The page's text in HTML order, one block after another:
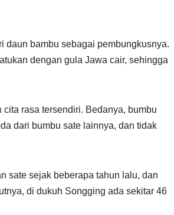
daun bambu sebagai pembungkusnya.
dengan gula Jawa cair, sehingga
rasa tersendiri. Bedanya, bumbu
dari bumbu sate lainnya, dan tidak
sate sejak beberapa tahun lalu, dan
di dukuh Songging ada sekitar 46